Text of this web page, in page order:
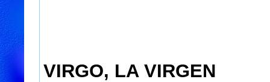
VIRGO, LA VIRGEN